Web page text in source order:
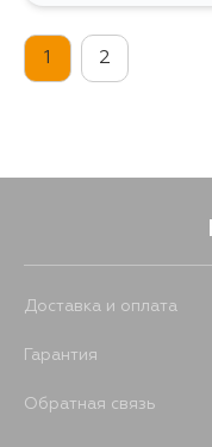
1 2
Доставка и оплата
Гарантия
Обратная связь